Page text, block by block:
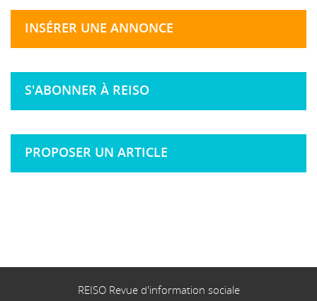
INSÉRER UNE ANNONCE
S'ABONNER À REISO
PROPOSER UN ARTICLE
REISO Revue d'information sociale